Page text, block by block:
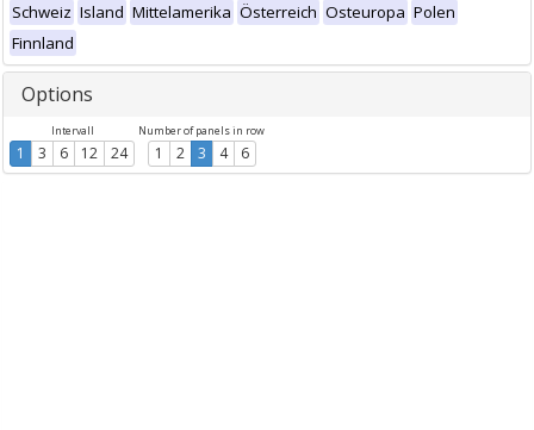
Schweiz Island Mittelamerika Österreich Osteuropa Polen
Finnland
Options
Intervall
1 3 6 12 24
Number of panels in row
1 2 3 4 6